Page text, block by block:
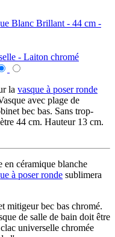
Blanc Brillant - 44 cm -
- Laiton chromé
la vasque à poser ronde
avec plage de
bec bas. Sans trop-
44 cm. Hauteur 13 cm.
en céramique blanche
à poser ronde sublimera
mitigeur bec bas chromé.
de salle de bain doit être
universelle chromée